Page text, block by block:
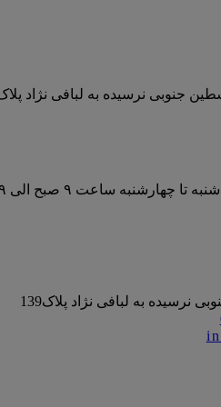
نرسیده به لبافی نژاد پلاک ۱۳۹ پارچه‌ سرای نوريس (محمد
شنبه تا چهارشنبه ساعت ۹ صبح الی ۱۹ و پنجشنبه‌ها ساعت ۹ صبح الی ۱۵
نرسیده به لبافی نژاد پلاک139